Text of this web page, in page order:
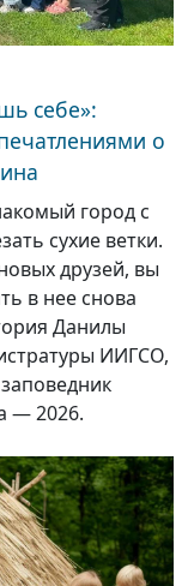
себе»:
о
город с
сухие ветки.
друзей, вы
в нее снова
Данилы
ИИГСО,
— 2026.